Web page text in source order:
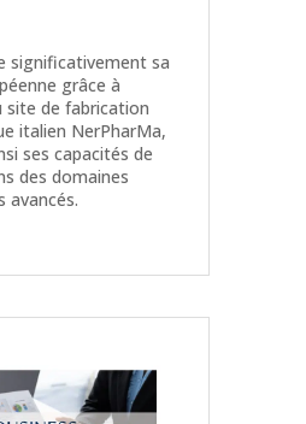
significativement sa
grâce à
site de fabrication
italien NerPharMa,
ses capacités de
des domaines
avancés.